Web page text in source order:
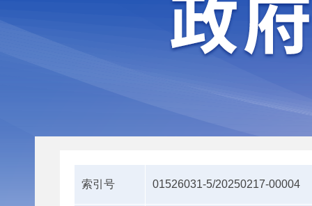
索引号 01526031-5/20250217-00004